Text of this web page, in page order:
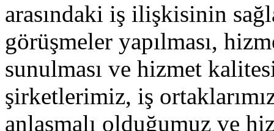
arasındaki iş ilişkisinin
görüşmeler yapılması,
sunulması ve hizmet
şirketlerimiz, iş
anlaşmalı olduğumuz ve